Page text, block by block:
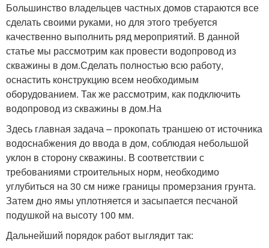
Большинство владельцев частных домов стараются все
сделать своими руками, но для этого требуется
качественно выполнить ряд мероприятий. В данной
статье мы рассмотрим как провести водопровод из
скважины в дом.Сделать полностью всю работу,
оснастить конструкцию всем необходимым
оборудованием. Так же рассмотрим, как подключить
водопровод из скважины в дом.На
Здесь главная задача – прокопать траншею от источника
водоснабжения до ввода в дом, соблюдая небольшой
уклон в сторону скважины. В соответствии с
требованиями строительных норм, необходимо
углубиться на 30 см ниже границы промерзания грунта.
Затем дно ямы уплотняется и засыпается песчаной
подушкой на высоту 100 мм.
Дальнейший порядок работ выглядит так: